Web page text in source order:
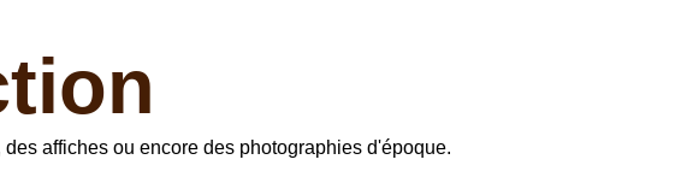
affiches ou encore des photographies d'époque.